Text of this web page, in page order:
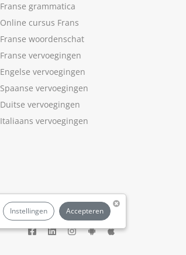
Instellingen Accepteren
Franse grammatica
Online cursus Frans
Franse woordenschat
Franse vervoegingen
Engelse vervoegingen
Spaanse vervoegingen
Duitse vervoegingen
Italiaans vervoegingen